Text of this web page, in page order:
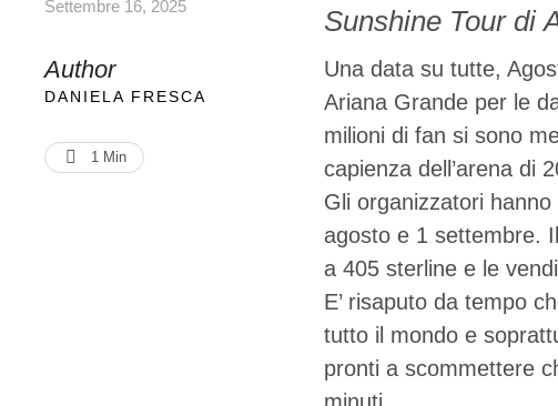
Settembre 16, 2025
Author
DANIELA FRESCA
1 Min
Sunshine Tour di
in tilt il sito
per i concerti di
dell'arena di
Una data su tutte,
Ariana Grande per le
milioni di fan si sono
capienza dell’arena di
Gli organizzatori
agosto e 1 settembre.
a 405 sterline e le
E’ risaputo da tempo
tutto il mondo e
pronti a scommettere